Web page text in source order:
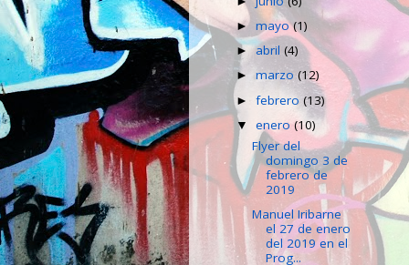
►mayo(1)
►abril(4)
►marzo(12)
►febrero(13)
▼enero(10)
Flyer del
domingo 3 de
febrero de
2019
Manuel Iribarne
el 27 de enero
del 2019 en el
Prog...